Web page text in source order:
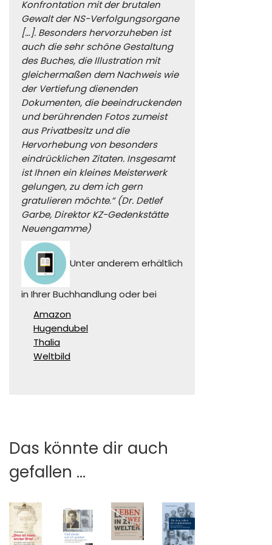
Konfrontation mit der brutalen
Gewalt der NS-Verfolgungsorgane
[…]. Besonders hervorzuheben ist
auch die sehr schöne Gestaltung
des Buches, die Illustration mit
gleichermaßen dem Nachweis wie
der Vertiefung dienenden
Dokumenten, die beeindruckenden
und berührenden Fotos zumeist
aus Privatbesitz und die
Hervorhebung von besonders
eindrücklichen Zitaten. Insgesamt
ist Ihnen ein kleines Meisterwerk
gelungen, zu dem ich gern
gratulieren möchte.“ (Dr. Detlef
Garbe, Direktor KZ-Gedenkstätte
Neuengamme)
Unter anderem erhältlich
in Ihrer Buchhandlung oder bei
Amazon
Hugendubel
Thalia
Weltbild
Das könnte dir auch
gefallen …